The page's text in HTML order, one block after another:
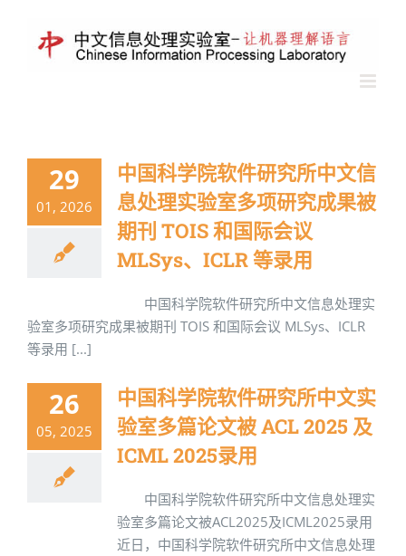
29
01, 2026
中国科学院软件研究所中文信
息处理实验室多项研究成果被
期刊 TOIS 和国际会议
MLSys、ICLR 等录用
中国科学院软件研究所中文信息处理实
验室多项研究成果被期刊 TOIS 和国际会议 MLSys、ICLR
等录用 [...]
26
05, 2025
中国科学院软件研究所中文实
验室多篇论文被 ACL 2025 及
ICML 2025录用
中国科学院软件研究所中文信息处理实
验室多篇论文被ACL2025及ICML2025录用
近日，中国科学院软件研究所中文信息处理